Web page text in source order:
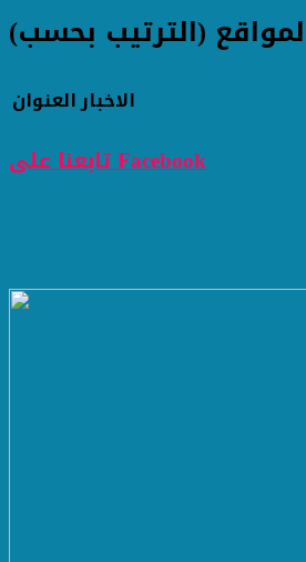
(الترتيب بحسب)
العنوانالاخبار
تابعنا على Facebook